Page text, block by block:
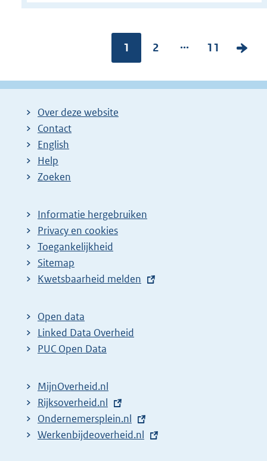
Pagina:
1
P
g
2 ...
P
g
11
V
l
Over deze website
Contact
English
Help
Zoeken
Informatie hergebruiken
Privacy en cookies
Toegankelijkheid
Sitemap
E
t
e
r
l
i
n
k
Kwetsbaarheid melden
Open data
Linked Data Overheid
PUC Open Data
MijnOverheid.nl
E
x
t
Rijksoverheid.nl
E
x
Ondernemersplein.nl
E
Werkenbijdeoverheid.nl